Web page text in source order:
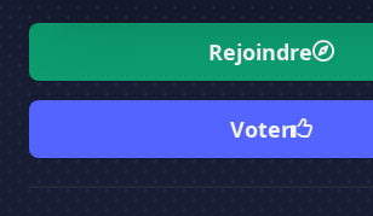
Rejoindre
Voter